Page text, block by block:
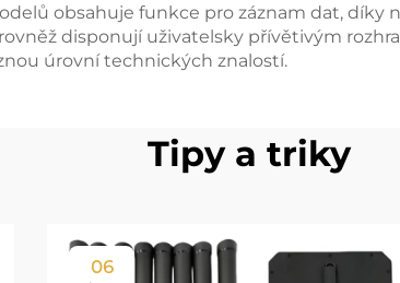
obsahuje funkce pro záznam dat, díky
disponují uživatelsky přívětivým
úrovní technických znalostí.
Tipy a triky
06